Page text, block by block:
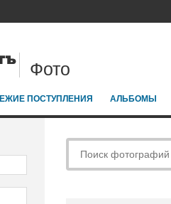
Фото
ПОСТУПЛЕНИЯ АЛЬБОМЫ